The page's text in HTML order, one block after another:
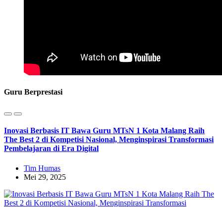
Guru Berprestasi
Inovasi Berbasis IT Bawa Guru MTsN 1 Kota Malang Raih
The Best 2 di Kompetisi Nasional, Menginspirasi Transformasi
Pembelajaran di Era Digital
Tim Humas
Mei 29, 2025